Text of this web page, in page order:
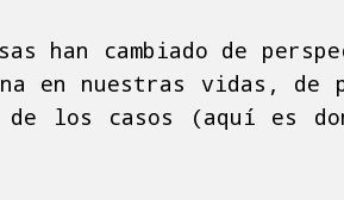
han cambiado de
en nuestras vidas, de
los casos (aquí es